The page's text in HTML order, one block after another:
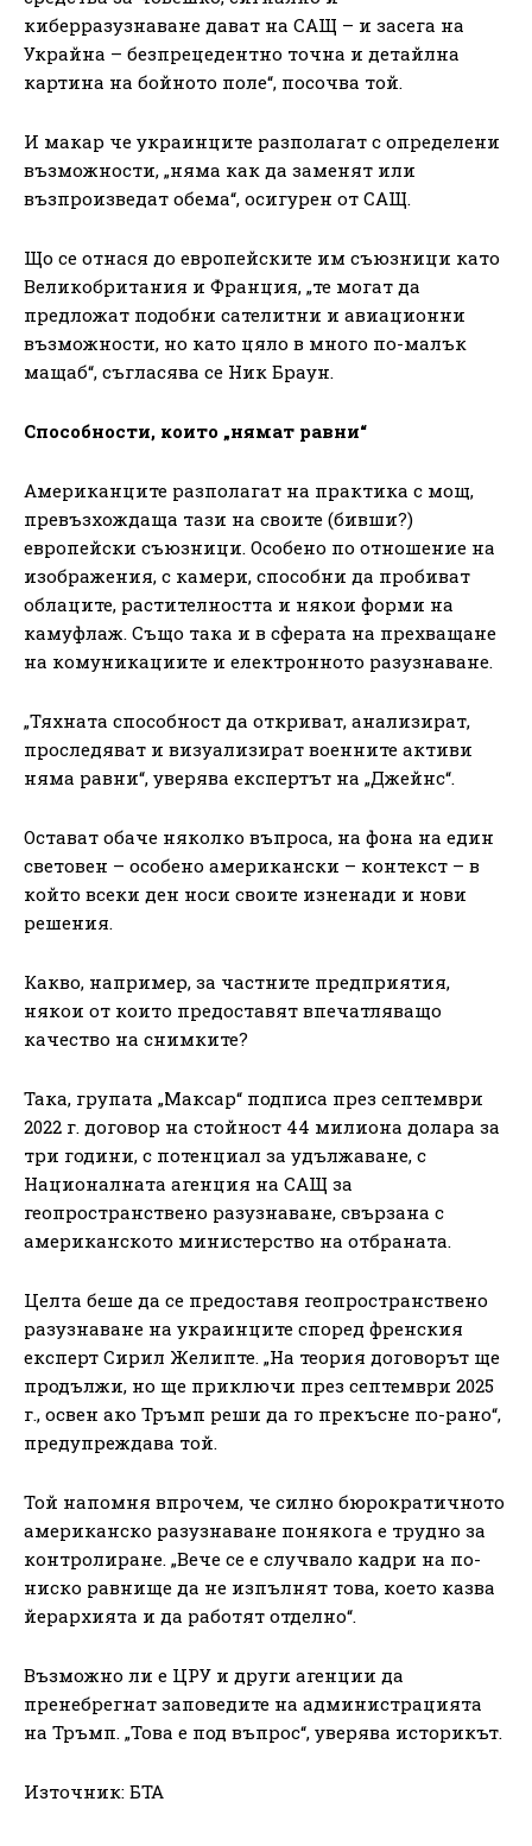
киберразузнаване дават на САЩ – и засега на
Украйна – безпрецедентно точна и детайлна
картина на бойното поле“, посочва той.
И макар че украинците разполагат с определени
възможности, „няма как да заменят или
възпроизведат обема“, осигурен от САЩ.
Що се отнася до европейските им съюзници като
Великобритания и Франция, „те могат да
предложат подобни сателитни и авиационни
възможности, но като цяло в много по-малък
мащаб“, съгласява се Ник Браун.
Способности, които „нямат равни“
Американците разполагат на практика с мощ,
превъзхождаща тази на своите (бивши?)
европейски съюзници. Особено по отношение на
изображения, с камери, способни да пробиват
облаците, растителността и някои форми на
камуфлаж. Също така и в сферата на прехващане
на комуникациите и електронното разузнаване.
„Тяхната способност да откриват, анализират,
проследяват и визуализират военните активи
няма равни“, уверява експертът на „Джейнс“.
Остават обаче няколко въпроса, на фона на един
световен – особено американски – контекст – в
който всеки ден носи своите изненади и нови
решения.
Какво, например, за частните предприятия,
някои от които предоставят впечатляващо
качество на снимките?
Така, групата „Максар“ подписа през септември
2022 г. договор на стойност 44 милиона долара за
три години, с потенциал за удължаване, с
Националната агенция на САЩ за
геопространствено разузнаване, свързана с
американското министерство на отбраната.
Целта беше да се предоставя геопространствено
разузнаване на украинците според френския
експерт Сирил Желипте. „На теория договорът ще
продължи, но ще приключи през септември 2025
г., освен ако Тръмп реши да го прекъсне по-рано“,
предупреждава той.
Той напомня впрочем, че силно бюрократичното
американско разузнаване понякога е трудно за
контролиране. „Вече се е случвало кадри на по-
ниско равнище да не изпълнят това, което казва
йерархията и да работят отделно“.
Възможно ли е ЦРУ и други агенции да
пренебрегнат заповедите на администрацията
на Тръмп. „Това е под въпрос“, уверява историкът.
Източник: БТА